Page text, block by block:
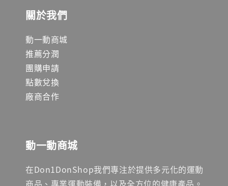
關於我們
動一動商城
推薦分潤
團購申請
點數兌換
廠商合作
動一動商城
在Don1DonShop我們專注於提供多元化的運動
商品、專業運動裝備，以及全方位的健康產品。